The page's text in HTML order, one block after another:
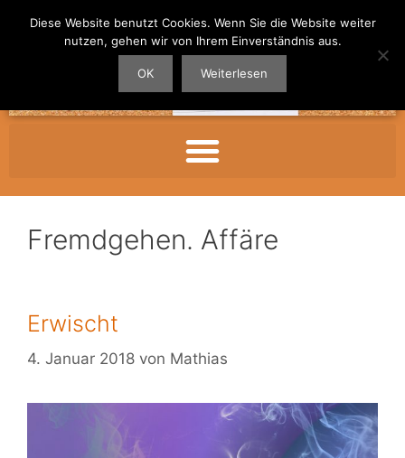
Fremdgehen. Affäre
Erwischt
4. Januar 2018 von Mathias
Diese Website benutzt Cookies. Wenn Sie die Website weiter
nutzen, gehen wir von Ihrem Einverständnis aus.
OK Weiterlesen